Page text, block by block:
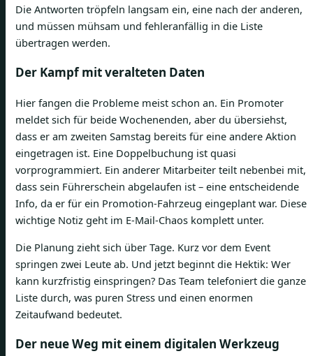
Die Antworten tröpfeln langsam ein, eine nach der anderen,
und müssen mühsam und fehleranfällig in die Liste
übertragen werden.
Der Kampf mit veralteten Daten
Hier fangen die Probleme meist schon an. Ein Promoter
meldet sich für beide Wochenenden, aber du übersiehst,
dass er am zweiten Samstag bereits für eine andere Aktion
eingetragen ist. Eine Doppelbuchung ist quasi
vorprogrammiert. Ein anderer Mitarbeiter teilt nebenbei mit,
dass sein Führerschein abgelaufen ist – eine entscheidende
Info, da er für ein Promotion-Fahrzeug eingeplant war. Diese
wichtige Notiz geht im E-Mail-Chaos komplett unter.
Die Planung zieht sich über Tage. Kurz vor dem Event
springen zwei Leute ab. Und jetzt beginnt die Hektik: Wer
kann kurzfristig einspringen? Das Team telefoniert die ganze
Liste durch, was puren Stress und einen enormen
Zeitaufwand bedeutet.
Der neue Weg mit einem digitalen Werkzeug